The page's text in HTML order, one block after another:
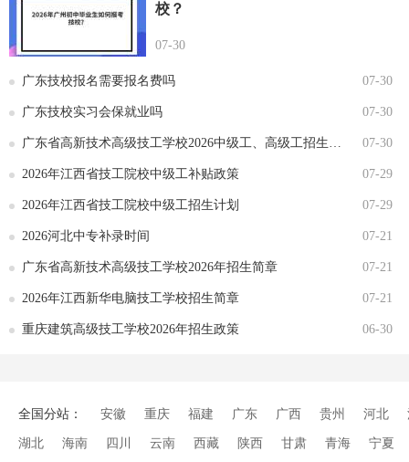
校？
07-30
广东技校报名需要报名费吗 07-30
广东技校实习会保就业吗 07-30
广东省高新技术高级技工学校2026中级工、高级工招生计划 07-30
2026年江西省技工院校中级工补贴政策 07-29
2026年江西省技工院校中级工招生计划 07-29
2026河北中专补录时间 07-21
广东省高新技术高级技工学校2026年招生简章 07-21
2026年江西新华电脑技工学校招生简章 07-21
重庆建筑高级技工学校2026年招生政策 06-30
全国分站： 安徽 重庆 福建 广东 广西 贵州 河北
湖北 海南 四川 云南 西藏 陕西 甘肃 青海 宁夏